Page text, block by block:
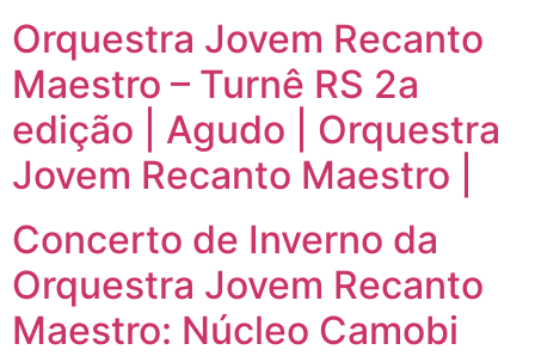
Orquestra Jovem Recanto
Maestro – Turnê RS 2a
edição | Agudo | Orquestra
Jovem Recanto Maestro |
Concerto de Inverno da
Orquestra Jovem Recanto
Maestro: Núcleo Camobi